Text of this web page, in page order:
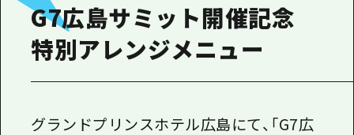
2泊3日
広島県を訪れる外国人旅行者向け情報一
ボランティアガイド
ユニバーサルツーリズム
ガイドブック
G7広島サミット開催記念
特別アレンジメニュー
グランドプリンスホテル広島にて、「G7広